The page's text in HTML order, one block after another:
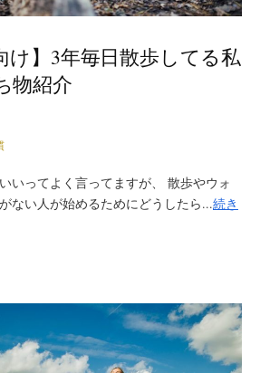
け】3年毎日散歩してる私
物紹介
いってよく言ってますが、 散歩やウォ
ない人が始めるためにどうしたら...続き